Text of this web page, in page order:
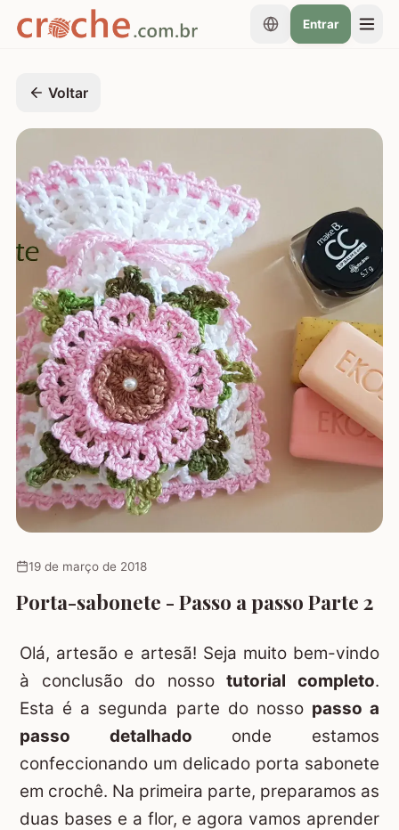
Entrar
Voltar
19 de março de 2018
Porta-sabonete - Passo a passo Parte 2
Olá, artesão e artesã! Seja muito bem-vindo
à conclusão do nossotutorial completo.
Esta é a segunda parte do nosso passo a
passo detalhado onde estamos
confeccionando um delicado porta sabonete
em crochê. Na primeira parte, preparamos as
duas bases e a flor, e agora vamos aprender